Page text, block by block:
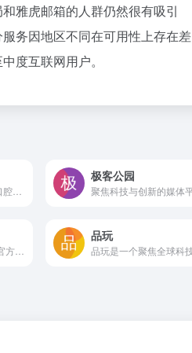
雅虎邮箱的人群仍然很有吸引
务因地区不同在可用性上存在差
度互联网用户。
牙大师口腔医学网是口腔医学综合门户，汇聚行业资讯、病例分享、学术资源、招聘及产品信息，面向口腔医生与医学生，提供知识学习与职业交流渠道
极客公园
微博官网地址 微博的官方网站入口为：https://www...
品玩